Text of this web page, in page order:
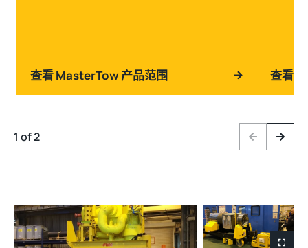
查看 MasterTow 产品范围 查看
1 of 2 PreviousNext